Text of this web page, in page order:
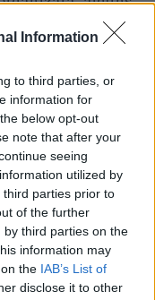
Information
to third parties, or
information for
below opt-out
note that after your
seeing
utilized by
parties prior to
of the further
third parties on the
information may
the IAB’s List of
disclose it to other
entrada por
Próximo artigo